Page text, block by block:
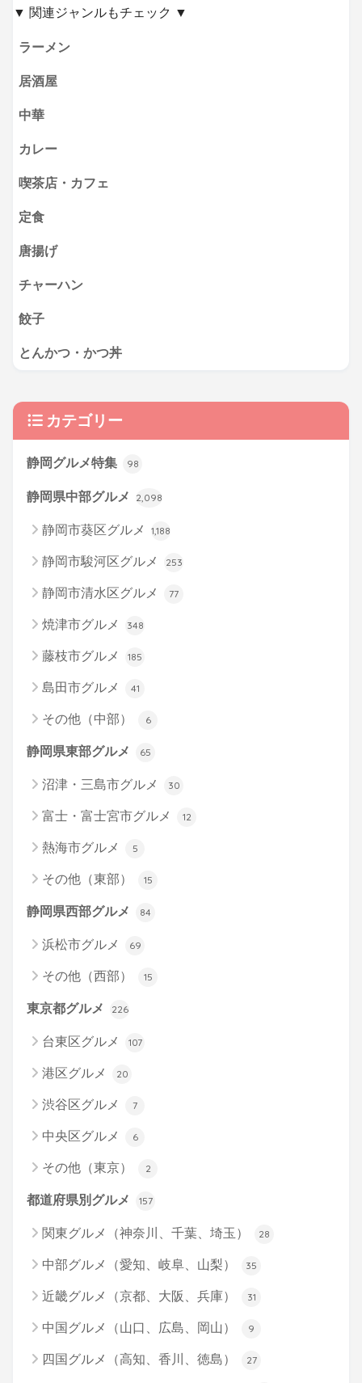
▼ 関連ジャンルもチェック ▼
ラーメン
居酒屋
中華
カレー
喫茶店・カフェ
定食
唐揚げ
チャーハン
餃子
とんかつ・かつ丼
カテゴリー
静岡グルメ特集 98
静岡県中部グルメ 2,098
静岡市葵区グルメ 1,188
静岡市駿河区グルメ 253
静岡市清水区グルメ 77
焼津市グルメ 348
藤枝市グルメ 185
島田市グルメ 41
その他（中部） 6
静岡県東部グルメ 65
沼津・三島市グルメ 30
富士・富士宮市グルメ 12
熱海市グルメ 5
その他（東部） 15
静岡県西部グルメ 84
浜松市グルメ 69
その他（西部） 15
東京都グルメ 226
台東区グルメ 107
港区グルメ 20
渋谷区グルメ 7
中央区グルメ 6
その他（東京） 2
都道府県別グルメ 157
関東グルメ（神奈川、千葉、埼玉） 28
中部グルメ（愛知、岐阜、山梨） 35
近畿グルメ（京都、大阪、兵庫） 31
中国グルメ（山口、広島、岡山） 9
四国グルメ（高知、香川、徳島） 27